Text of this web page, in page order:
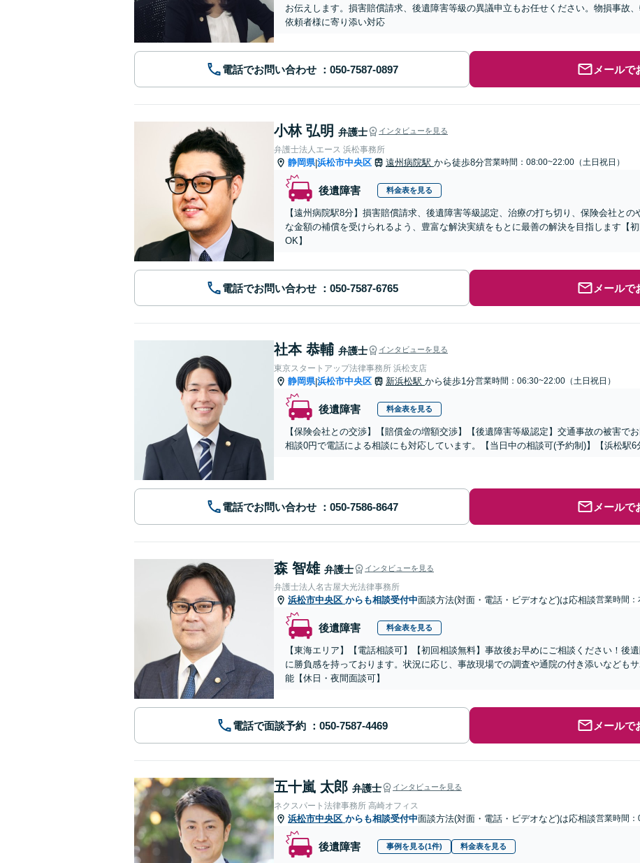
お伝えします。損害賠償請求、後遺障害等級の異議申立もお任せください。物損事故
依頼者様に寄り添い対応
電話でお問い合わせ メールで
小林 弘明 弁護士 インタビューを見る
弁護士法人エース 浜松事務所
静岡県|浜松市中央区 遠州病院駅 から徒歩8分営業時間：08:00~22:00（土日祝日）
後遺障害 料金表を見る
【遠州病院駅8分】損害賠償請求、後遺障害等級認定、治療の打ち切り、保険会社と
な金額の補償を受けられるよう、豊富な解決実績をもとに最善の解決を目指します【
OK】
電話でお問い合わせ メールで
社本 恭輔 弁護士 インタビューを見る
東京スタートアップ法律事務所 浜松支店
静岡県|浜松市中央区 新浜松駅 から徒歩1分営業時間：06:30~22:00（土日祝日）
後遺障害 料金表を見る
【保険会社との交渉】【賠償金の増額交渉】【後遺障害等級認定】交通事故の被害で
相談0円で電話による相談にも対応しています。【当日中の相談可(予約制)】【浜松駅6
電話でお問い合わせ メールで
森 智雄 弁護士 インタビューを見る
弁護士法人名古屋大光法律事務所
浜松市中央区 からも相談受付中面談方法(対面・電話・ビデオなど)は応相談営業時間：
後遺障害 料金表を見る
【東海エリア】【電話相談可】【初回相談無料】事故後お早めにご相談ください！後
に勝負感を持っております。状況に応じ、事故現場での調査や通院の付き添いなども
能【休日・夜間面談可】
電話で面談予約 メールで
五十嵐 太郎 弁護士 インタビューを見る
ネクスパート法律事務所 高崎オフィス
浜松市中央区 からも相談受付中面談方法(対面・電話・ビデオなど)は応相談営業時間：
後遺障害 事例を見る(1件) 料金表を見る